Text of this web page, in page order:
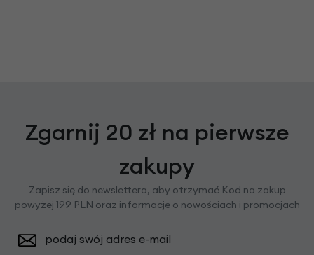
Zgarnij 20 zł na pierwsze
zakupy
Zapisz się do newslettera, aby otrzymać Kod na zakup
powyżej 199 PLN oraz informacje o nowościach i promocjach
podaj swój adres e-mail